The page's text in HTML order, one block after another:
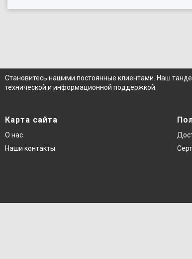
Становитесь нашими постоянные клиентами. Наш
технической и информационной поддержкой.
Карта сайта
О нас
Наши контакты